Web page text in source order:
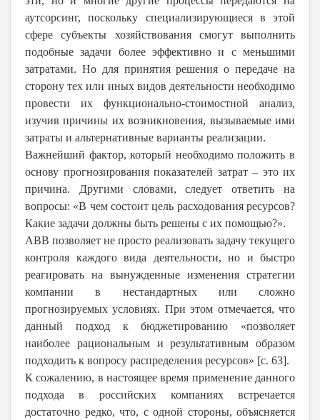
аутсорсинг, поскольку специализирующиеся в этой
сфере субъекты хозяйствования смогут выполнить
подобные задачи более эффективно и с меньшими
затратами. Но для принятия решения о передаче на
сторону тех или иных видов деятельности необходимо
провести их функционально-стоимостной анализ,
изучив причины их возникновения, вызываемые ими
затраты и альтернативные варианты реализации.
Важнейший фактор, который необходимо положить в
основу прогнозирования показателей затрат – это их
причина. Другими словами, следует ответить на
вопросы: «В чем состоит цель расходования ресурсов?
Какие задачи должны быть решены с их помощью?».
АВВ позволяет не просто реализовать задачу текущего
контроля каждого вида деятельности, но и быстро
реагировать на вынужденные изменения стратегии
компании в нестандартных или сложно
прогнозируемых условиях. При этом отмечается, что
данный подход к бюджетированию «позволяет
наиболее рациональным и результативным образом
подходить к вопросу распределения ресурсов» [с. 63].
К сожалению, в настоящее время применение данного
подхода в российских компаниях встречается
достаточно редко, что, с одной стороны, объясняется